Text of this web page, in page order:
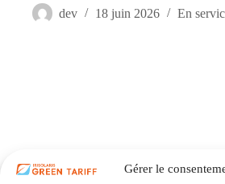
Gérer le
dev 18 juin 2026 En